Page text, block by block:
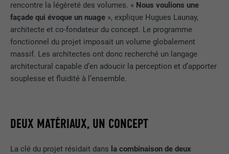
rencontre la légèreté des volumes. « Nous voulions une
façade qui évoque un nuage », explique Hugues Launay,
architecte et co-fondateur du concept. Le programme
fonctionnel du projet imposait un volume globalement
massif. Les architectes ont donc recherché un langage
architectural capable d’en adoucir la perception et d’apporter
souplesse et fluidité à l’ensemble.
DEUX MATÉRIAUX, UN CONCEPT
La clé du projet résidait dans la combinaison de deux